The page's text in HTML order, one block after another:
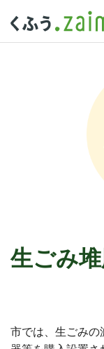
生ごみ
市では、生ごみの